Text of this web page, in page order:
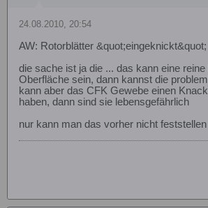
24.08.2010, 20:54
AW: Rotorblätter &quot;eingeknickt&quot;
die sache ist ja die ... das kann eine
Oberfläche sein, dann kannst die
kann aber das CFK Gewebe einen
haben, dann sind sie lebensgefährlich
nur kann man das vorher nicht feststellen